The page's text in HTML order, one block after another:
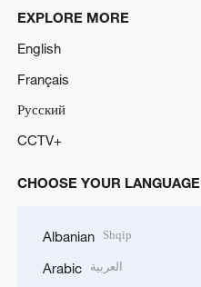
EXPLORE MORE
English
Français
Русский
CCTV+
CHOOSE YOUR LANGUAGE
Albanian Shqip
Arabic العربية